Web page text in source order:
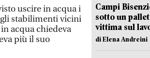
uscire in acqua i
stabilimenti vicini
acqua chiedeva
più il suo
Campi
sotto un
vittima sul
di Elena Andreini